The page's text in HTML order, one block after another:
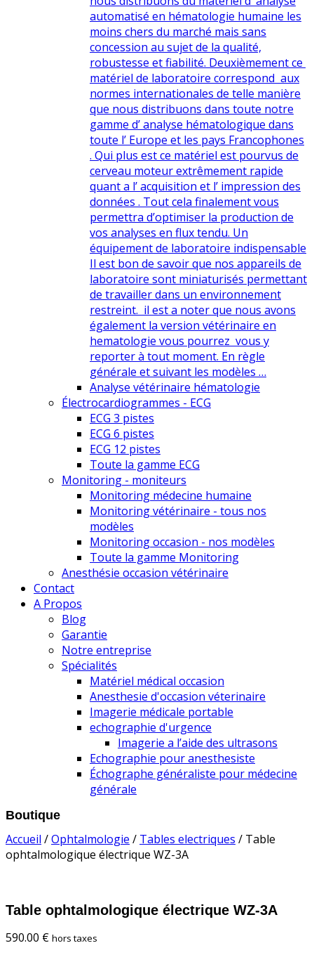
automatisé en hématologie humaine les
moins chers du marché mais sans
concession au sujet de la qualité,
robustesse et fiabilité. Deuxièmement ce
matériel de laboratoire correspond aux
normes internationales de telle manière
que nous distribuons dans toute notre
gamme d’ analyse hématologique dans
toute l’ Europe et les pays Francophones
. Qui plus est ce matériel est pourvus de
cerveau moteur extrêmement rapide
quant a l’ acquisition et l’ impression des
données . Tout cela finalement vous
permettra d’optimiser la production de
vos analyses en flux tendu. Un
équipement de laboratoire indispensable
Il est bon de savoir que nos appareils de
laboratoire sont miniaturisés permettant
de travailler dans un environnement
restreint. il est a noter que nous avons
également la version vétérinaire en
hematologie vous pourrez vous y
reporter à tout moment. En règle
générale et suivant les modèles …
Analyse vétérinaire hématologie
Électrocardiogrammes - ECG
ECG 3 pistes
ECG 6 pistes
ECG 12 pistes
Toute la gamme ECG
Monitoring - moniteurs
Monitoring médecine humaine
Monitoring vétérinaire - tous nos
modèles
Monitoring occasion - nos modèles
Toute la gamme Monitoring
Anesthésie occasion vétérinaire
Contact
A Propos
Blog
Garantie
Notre entreprise
Spécialités
Matériel médical occasion
Anesthesie d'occasion véterinaire
Imagerie médicale portable
echographie d'urgence
Imagerie a l’aide des ultrasons
Echographie pour anesthesiste
Échographe généraliste pour médecine
générale
Boutique
Accueil /Ophtalmologie / Tables electriques / Table
ophtalmologique électrique WZ-3A
Table ophtalmologique électrique WZ-3A
590.00 € hors taxes